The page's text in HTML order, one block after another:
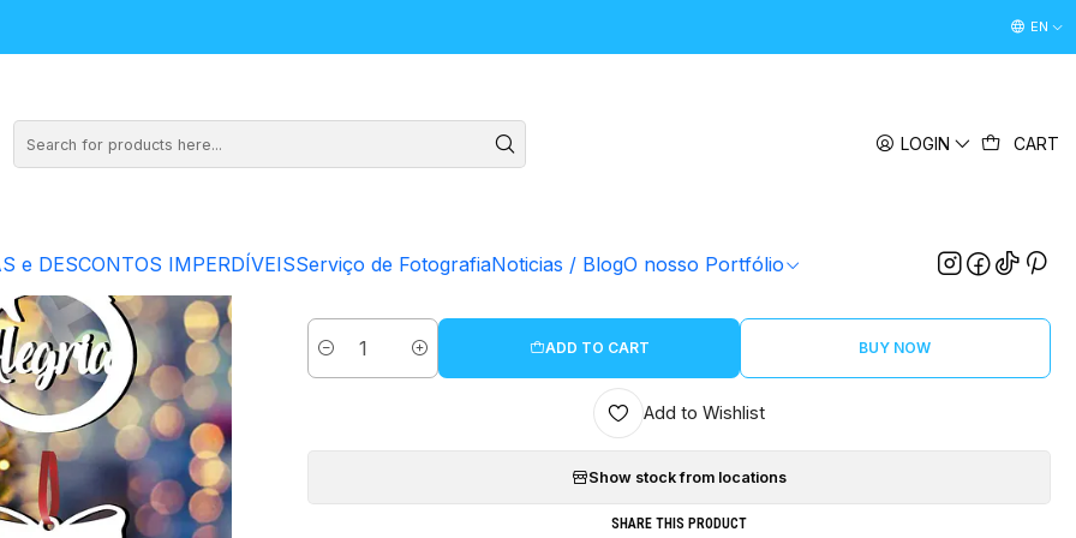
LOGIN CART
e DESCONTOS IMPERDÍVEISServiço de FotografiaNoticias / BlogO nosso Portfólio
Desconto Boas Vindas 5% " boasvindas26 " (PrimeiraEN
Pack 6 Bolas de Natal | Desejos
7cm
10cm
Quantity
ADD TO CART BUY NOW
Add to Wishlist
Show stock from locations
SHARE THIS PRODUCT